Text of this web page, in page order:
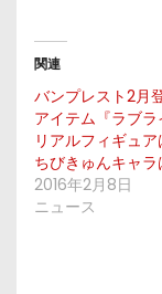
関連
バンプレスト2月
アイテム『ラブラ
リアルフィギュア
ちびきゅんキャ
2016年2月8日
ニュース